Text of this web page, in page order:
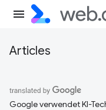
Articles
Google verwendet KI-